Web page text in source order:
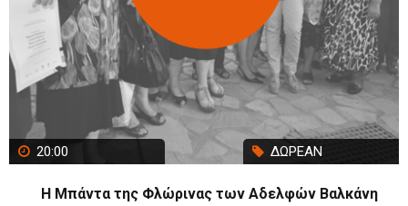
20:00 ΔΩΡΕΑΝ
Η Μπάντα της Φλώρινας των Αδελφών Βαλκάνη